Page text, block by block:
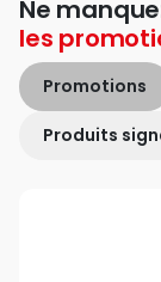
Ne
les
Promotions
Produits